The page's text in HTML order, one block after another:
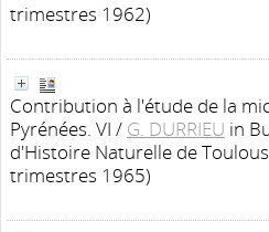
trimestres 1962)
Contribution à l'étude de la
Pyrénées. VI / G. DURRIEU in
d'Histoire Naturelle de
trimestres 1965)